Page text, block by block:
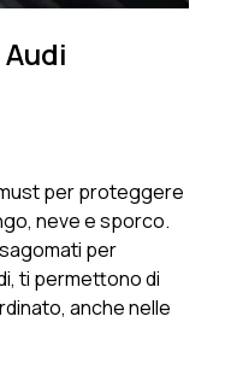
per proteggere
neve e sporco.
per
ti permettono di
anche nelle